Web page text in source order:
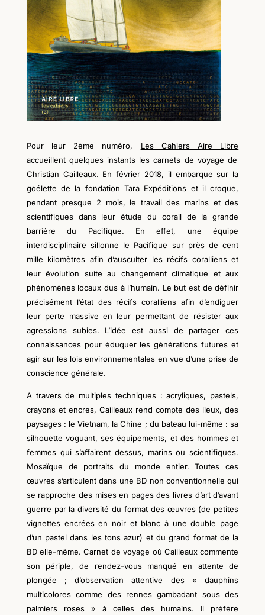
Pour leur 2ème numéro, Les Cahiers Aire Libre
accueillent quelques instants les carnets de voyage de
Christian Cailleaux. En février 2018, il embarque sur la
goélette de la fondation Tara Expéditions et il croque,
pendant presque 2 mois, le travail des marins et des
scientifiques dans leur étude du corail de la grande
barrière du Pacifique. En effet, une équipe
interdisciplinaire sillonne le Pacifique sur près de cent
mille kilomètres afin d’ausculter les récifs coralliens et
leur évolution suite au changement climatique et aux
phénomènes locaux dus à l’humain. Le but est de définir
précisément l’état des récifs coralliens afin d’endiguer
leur perte massive en leur permettant de résister aux
agressions subies. L’idée est aussi de partager ces
connaissances pour éduquer les générations futures et
agir sur les lois environnementales en vue d’une prise de
conscience générale.
A travers de multiples techniques : acryliques, pastels,
crayons et encres, Cailleaux rend compte des lieux, des
paysages : le Vietnam, la Chine ; du bateau lui-même : sa
silhouette voguant, ses équipements, et des hommes et
femmes qui s’affairent dessus, marins ou scientifiques.
Mosaïque de portraits du monde entier. Toutes ces
œuvres s’articulent dans une BD non conventionnelle qui
se rapproche des mises en pages des livres d’art d’avant
guerre par la diversité du format des œuvres (de petites
vignettes encrées en noir et blanc à une double page
d’un pastel dans les tons azur) et du grand format de la
BD elle-même. Carnet de voyage où Cailleaux commente
son périple, de rendez-vous manqué en attente de
plongée ; d’observation attentive des « dauphins
multicolores comme des rennes gambadant sous des
palmiers roses » à celles des humains. Il préfère